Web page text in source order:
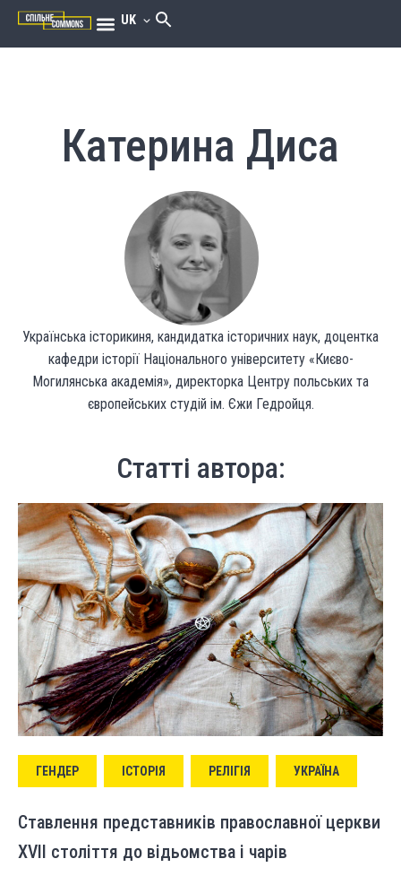
UK
Катерина Диса
Українська історикиня, кандидатка історичних наук, доцентка
кафедри історії Національного університету «Києво-
Могилянська академія», директорка Центру польських та
європейських студій ім. Єжи Гедройця.
Статті автора:
ГЕНДЕР ІСТОРІЯ РЕЛІГІЯ УКРАЇНА
Ставлення представників православної церкви
XVII століття до відьомства і чарів